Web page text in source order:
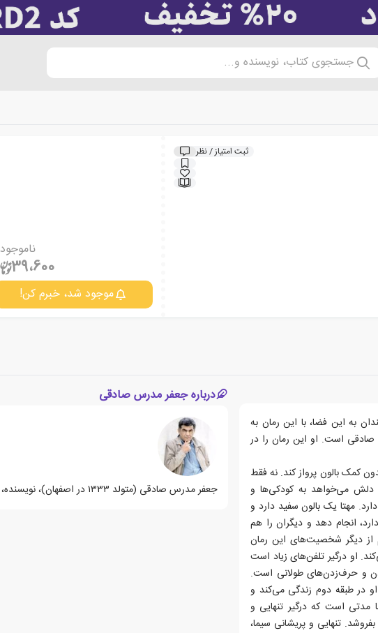
جستجوی کتاب، نویسنده و...
ثبت امتیاز / نظر
ناموجود
39،600
موجود شد، خبرم کن!
به این فضا، با این رمان به
صادقی است. او این رمان را در
کمک بالون پرواز کند. نه فقط
دلش می‌خواهد به کودکی‌ها و
مهتا یک بالون سفید دارد و
انجام دهد و دیگران را هم
از دیگر شخصیت‌های این رمان
او درگیر تلفن‌های زیاد است
و حرف‌زدن‌های طولانی است.
در طبقه دوم زندگی می‌کند و
مدتی است که درگیر تنهایی و
تنهایی و پریشانی سیما،
درباره جعفر مدرس صادقی
جعفر مدرس صادقی (متولد ۱۳۳۳ در اصفهان)، نویسنده، مترجم و ویراستار ایرانی است.